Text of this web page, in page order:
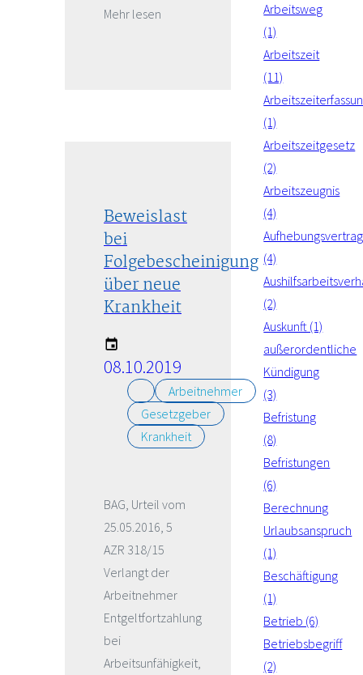
Mehr lesen
Beweislast
bei
Folgebescheinigung
über neue
Krankheit
08.10.2019
Arbeitnehmer
Gesetzgeber
Krankheit
BAG, Urteil vom
25.05.2016, 5
AZR 318/15
Verlangt der
Arbeitnehmer
Entgeltfortzahlung
bei
Arbeitsunfähigkeit,
Arbeitsweg
(1)
Arbeitszeit
(11)
(1)
Arbeitszeitgesetz
(2)
Arbeitszeugnis
(4)
Aufhebungsvertrag
(4)
(2)
Auskunft (1)
außerordentliche
Kündigung
(3)
Befristung
(8)
Befristungen
(6)
Berechnung
Urlaubsanspruch
(1)
Beschäftigung
(1)
Betrieb (6)
Betriebsbegriff
(2)